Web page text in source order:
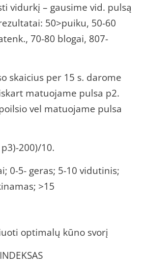
vidurkį – gausime vid. pulsą
50>puiku, 50-60
70-80 blogai, 807-
skaicius per 15 s. darome
matuojame pulsa p2.
vel matuojame pulsa
200)/10.
0-5- geras; 5-10 vidutinis;
>15
optimalų kūno svorį